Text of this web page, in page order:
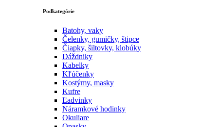
Podkategórie
Batohy, vaky
Čelenky, gumičky, štipce
Čiapky, šiltovky, klobúky
Dáždniky
Kabelky
Kľúčenky
Kostýmy, masky
Kufre
Ľadvinky
Náramkové hodinky
Okuliare